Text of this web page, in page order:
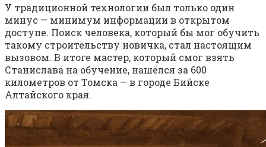
У традиционной технологии был только один
минус — минимум информации в открытом
доступе. Поиск человека, который бы мог обучить
такому строительству новичка, стал настоящим
вызовом. В итоге мастер, который смог взять
Станислава на обучение, нашёлся за 600
километров от Томска — в городе Бийске
Алтайского края.